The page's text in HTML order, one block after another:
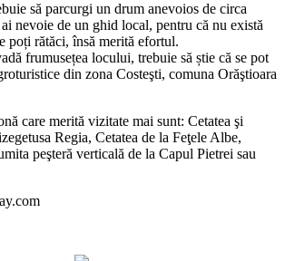
să parcurgi un drum anevoios de circa
nevoie de un ghid local, pentru că nu există
poți rătăci, însă merită efortul.
frumusețea locului, trebuie să știe că se pot
din zona Costeşti, comuna Orăştioara
care merită vizitate mai sunt: Cetatea şi
Regia, Cetatea de la Feţele Albe,
peşteră verticală de la Capul Pietrei sau